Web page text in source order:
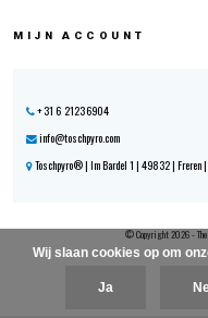
MIJN ACCOUNT
+31 6 21236904
info@toschpyro.com
Toschpyro® | Im Bardel 1 | 49832 | Freren
© Copyright 2026 -
Wij slaan cookies op om
Ja